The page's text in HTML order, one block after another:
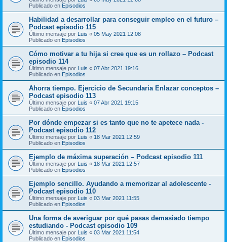
Publicado en Episodios
Habilidad a desarrollar para conseguir empleo en el futuro –
Podcast episodio 115
Último mensaje por Luis « 05 May 2021 12:08
Publicado en Episodios
Cómo motivar a tu hija si cree que es un rollazo – Podcast
episodio 114
Último mensaje por Luis « 07 Abr 2021 19:16
Publicado en Episodios
Ahorra tiempo. Ejercicio de Secundaria Enlazar conceptos –
Podcast episodio 113
Último mensaje por Luis « 07 Abr 2021 19:15
Publicado en Episodios
Por dónde empezar si es tanto que no te apetece nada -
Podcast episodio 112
Último mensaje por Luis « 18 Mar 2021 12:59
Publicado en Episodios
Ejemplo de máxima superación – Podcast episodio 111
Último mensaje por Luis « 18 Mar 2021 12:57
Publicado en Episodios
Ejemplo sencillo. Ayudando a memorizar al adolescente -
Podcast episodio 110
Último mensaje por Luis « 03 Mar 2021 11:55
Publicado en Episodios
Una forma de averiguar por qué pasas demasiado tiempo
estudiando - Podcast episodio 109
Último mensaje por Luis « 03 Mar 2021 11:54
Publicado en Episodios